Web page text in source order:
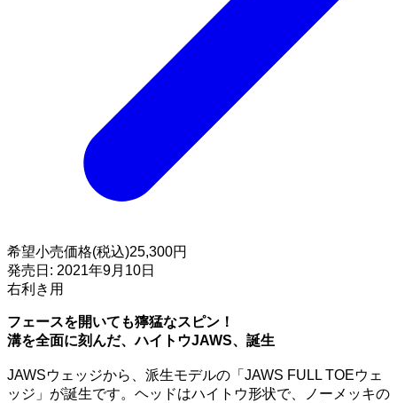
希望小売価格(税込)25,300円
発売日: 2021年9月10日
右利き用
フェースを開いても獰猛なスピン！
溝を全面に刻んだ、ハイトウJAWS、誕生
JAWSウェッジから、派生モデルの「JAWS FULL TOEウェ
ッジ」が誕生です。ヘッドはハイトウ形状で、ノーメッキの